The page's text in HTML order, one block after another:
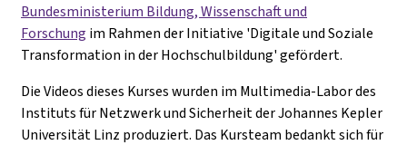
Bundesministerium Bildung, Wissenschaft und
Forschung im Rahmen der Initiative 'Digitale und Soziale
Transformation in der Hochschulbildung' gefördert.
Die Videos dieses Kurses wurden im Multimedia-Labor des
Instituts für Netzwerk und Sicherheit der Johannes Kepler
Universität Linz produziert. Das Kursteam bedankt sich für